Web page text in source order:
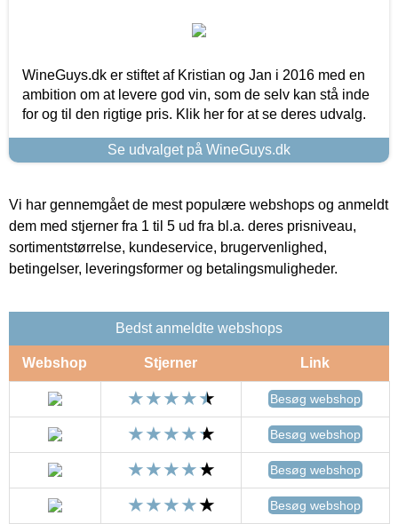
WineGuys.dk er stiftet af Kristian og Jan i 2016 med en
ambition om at levere god vin, som de selv kan stå inde
for og til den rigtige pris. Klik her for at se deres udvalg.
Se udvalget på WineGuys.dk
Vi har gennemgået de mest populære webshops og anmeldt
dem med stjerner fra 1 til 5 ud fra bl.a. deres prisniveau,
sortimentstørrelse, kundeservice, brugervenlighed,
betingelser, leveringsformer og betalingsmuligheder.
Bedst anmeldte webshops
Webshop Stjerner Link
Besøg webshop
Besøg webshop
Besøg webshop
Besøg webshop